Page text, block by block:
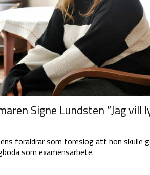
Signe Lundsten ”Jag
föräldrar som föreslog att hon skulle
som examensarbete.